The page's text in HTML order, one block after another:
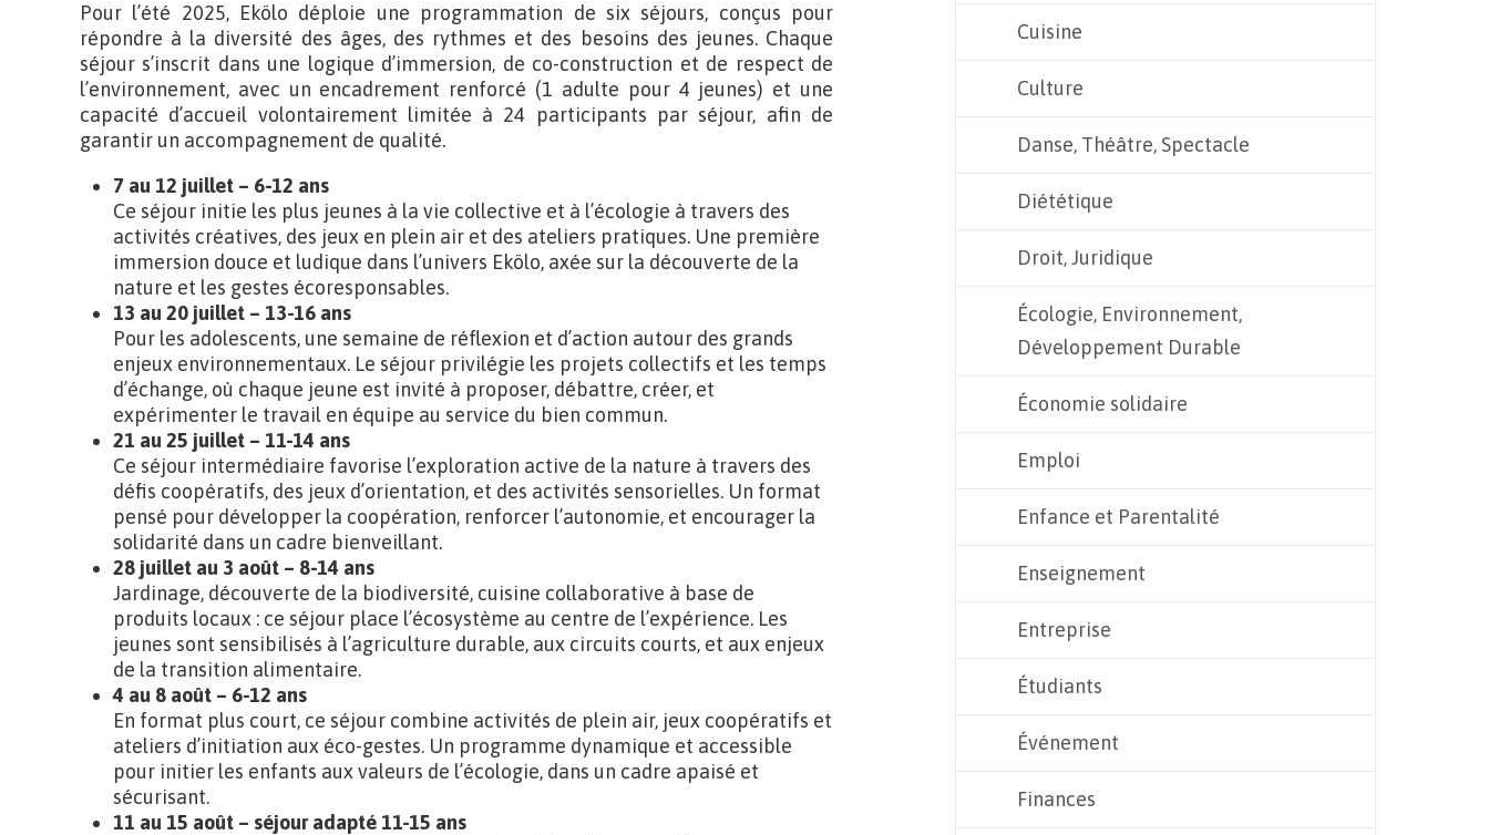
Pour l’été 2025, Ekölo déploie une programmation de six séjours, conçus pour
répondre à la diversité des âges, des rythmes et des besoins des jeunes. Chaque
séjour s’inscrit dans une logique d’immersion, de co-construction et de respect de
l’environnement, avec un encadrement renforcé (1 adulte pour 4 jeunes) et une
capacité d’accueil volontairement limitée à 24 participants par séjour, afin de
garantir un accompagnement de qualité.
7 au 12 juillet – 6-12 ans
Ce séjour initie les plus jeunes à la vie collective et à l’écologie à travers des
activités créatives, des jeux en plein air et des ateliers pratiques. Une première
immersion douce et ludique dans l’univers Ekölo, axée sur la découverte de la
nature et les gestes écoresponsables.
13 au 20 juillet – 13-16 ans
Pour les adolescents, une semaine de réflexion et d’action autour des grands
enjeux environnementaux. Le séjour privilégie les projets collectifs et les temps
d’échange, où chaque jeune est invité à proposer, débattre, créer, et
expérimenter le travail en équipe au service du bien commun.
21 au 25 juillet – 11-14 ans
Ce séjour intermédiaire favorise l’exploration active de la nature à travers des
défis coopératifs, des jeux d’orientation, et des activités sensorielles. Un format
pensé pour développer la coopération, renforcer l’autonomie, et encourager la
solidarité dans un cadre bienveillant.
28 juillet au 3 août – 8-14 ans
Jardinage, découverte de la biodiversité, cuisine collaborative à base de
produits locaux : ce séjour place l’écosystème au centre de l’expérience. Les
jeunes sont sensibilisés à l’agriculture durable, aux circuits courts, et aux enjeux
de la transition alimentaire.
4 au 8 août – 6-12 ans
En format plus court, ce séjour combine activités de plein air, jeux coopératifs et
ateliers d’initiation aux éco-gestes. Un programme dynamique et accessible
pour initier les enfants aux valeurs de l’écologie, dans un cadre apaisé et
sécurisant.
11 au 15 août – séjour adapté 11-15 ans
Cuisine
Culture
Danse, Théâtre, Spectacle
Diététique
Droit, Juridique
Écologie, Environnement,
Développement Durable
Économie solidaire
Emploi
Enfance et Parentalité
Enseignement
Entreprise
Étudiants
Événement
Finances